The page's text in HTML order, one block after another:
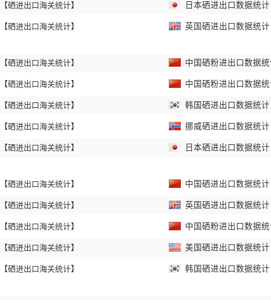
【硒进出口海关统计】
【硒进出口海关统计】
【硒进出口海关统计】
【硒进出口海关统计】
【硒进出口海关统计】
【硒进出口海关统计】
【硒进出口海关统计】
【硒进出口海关统计】
【硒进出口海关统计】
【硒进出口海关统计】
【硒进出口海关统计】
【硒进出口海关统计】
日本硒进出口数据统
英国硒进出口数据统
中国硒粉进出口数据
中国硒粉进出口数据
韩国硒进出口数据统
挪威硒进出口数据统
日本硒进出口数据统
中国硒进出口数据统
英国硒进出口数据统
中国硒粉进出口数据
美国硒进出口数据统
韩国硒进出口数据统